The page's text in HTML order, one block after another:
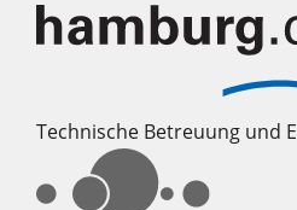
Technische Betreuung und